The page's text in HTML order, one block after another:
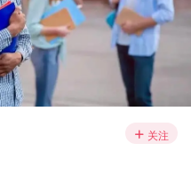
关注